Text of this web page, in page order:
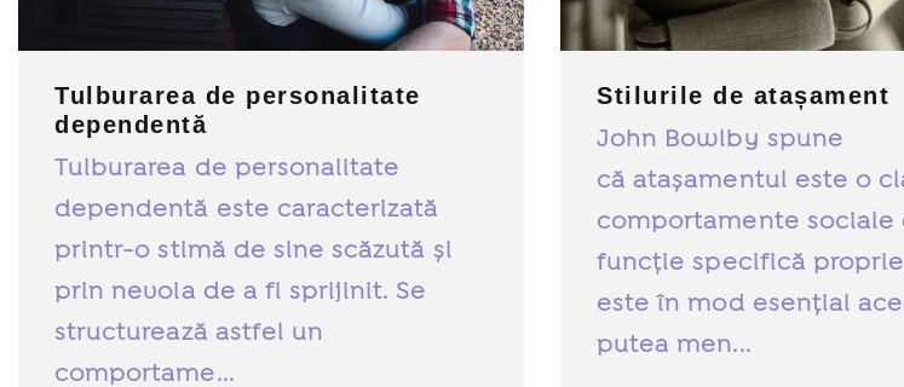
Tulburarea de personalitate
dependentă
Tulburarea de personalitate
dependentă este caracterizată
printr-o stimă de sine scăzută și
prin nevoia de a fi sprijinit. Se
structurează astfel un
comportame...
Stilurile de atașament
John Bowlby spune
că atașamentul este o
comportamente sociale
funcție specifică
este în mod esențial
putea men...